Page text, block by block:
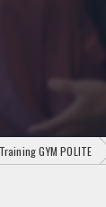
GYM POLITE